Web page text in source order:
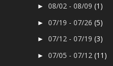
►08/02 - 08/09(1)
►07/19 - 07/26(5)
►07/12 - 07/19(3)
►07/05 - 07/12(11)